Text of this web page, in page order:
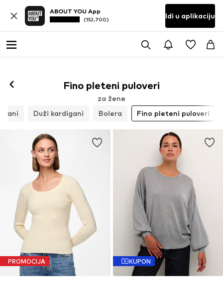
ABOUT YOU App
(152.700) Idi u aplikaciju
Fino pleteni puloveri
za žene
Duži kardigani Bolera Fino pleteni puloveri
PROMOCIJA KUPON